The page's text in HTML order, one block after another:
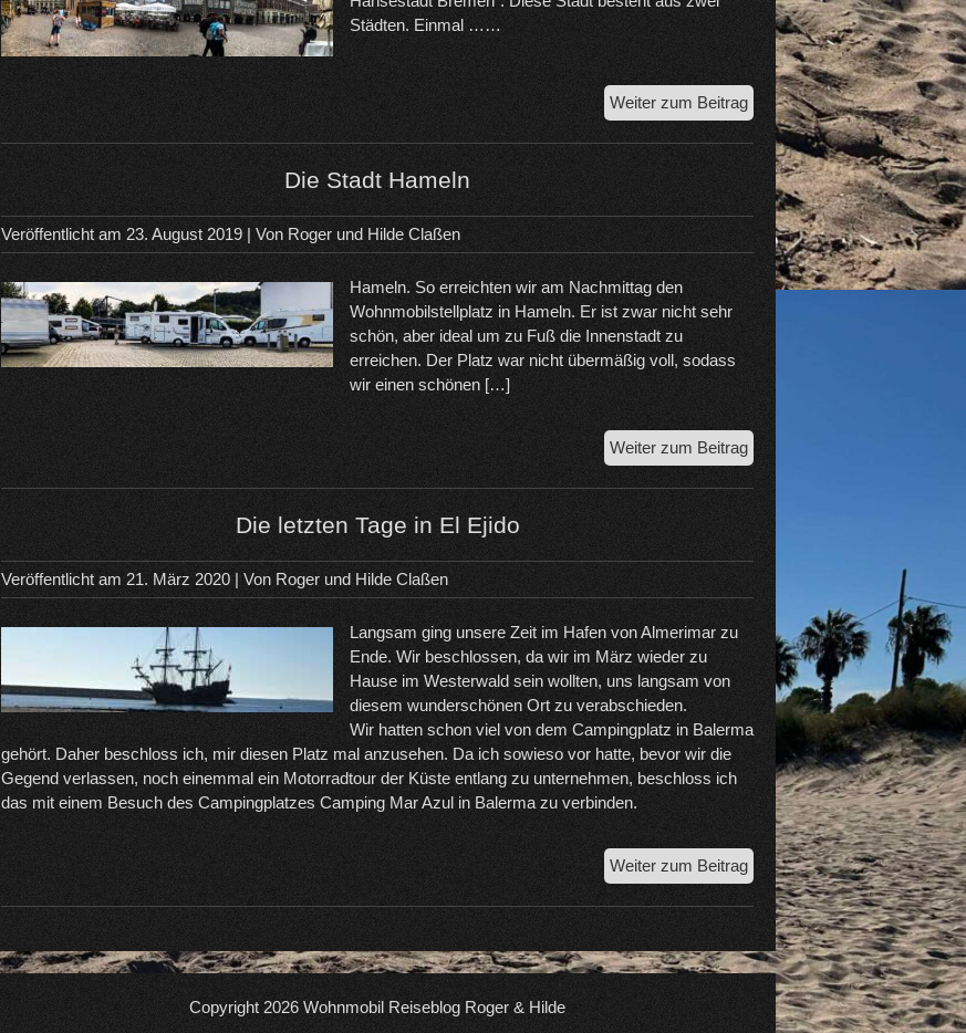
Städten. Einmal ……
Weiter zum BeitragDie
Hansestadt
Bremen
Die Stadt Hameln
Veröffentlicht am 23. August 2019 | Von Roger und Hilde Claßen
Hameln. So erreichten wir am Nachmittag den
Wohnmobilstellplatz in Hameln. Er ist zwar nicht sehr
schön, aber ideal um zu Fuß die Innenstadt zu
erreichen. Der Platz war nicht übermäßig voll, sodass
wir einen schönen […]
Weiter zum BeitragDie
Stadt
Hameln
Die letzten Tage in El Ejido
Veröffentlicht am 21. März 2020 | Von Roger und Hilde Claßen
Langsam ging unsere Zeit im Hafen von Almerimar zu
Ende. Wir beschlossen, da wir im März wieder zu
Hause im Westerwald sein wollten, uns langsam von
diesem wunderschönen Ort zu verabschieden.
Wir hatten schon viel von dem Campingplatz in Balerma
gehört. Daher beschloss ich, mir diesen Platz mal anzusehen. Da ich sowieso vor hatte, bevor wir die
Gegend verlassen, noch einemmal ein Motorradtour der Küste entlang zu unternehmen, beschloss ich
das mit einem Besuch des Campingplatzes Camping Mar Azul in Balerma zu verbinden.
Weiter zum BeitragDie
letzten
Tage
El
Ejido
Copyright 2026 Wohnmobil Reiseblog Roger & Hilde